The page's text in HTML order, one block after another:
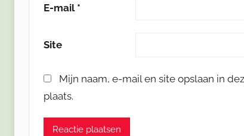
E-mail *
Site
Mijn naam, e-mail en site opslaan in
plaats.